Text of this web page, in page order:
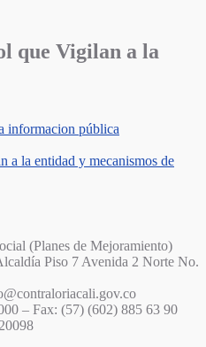
que Vigilan a la
informacion pública
a la entidad y mecanismos de
(Planes de Mejoramiento)
Piso 7 Avenida 2 Norte No.
– Fax: (57) (602) 885 63 90